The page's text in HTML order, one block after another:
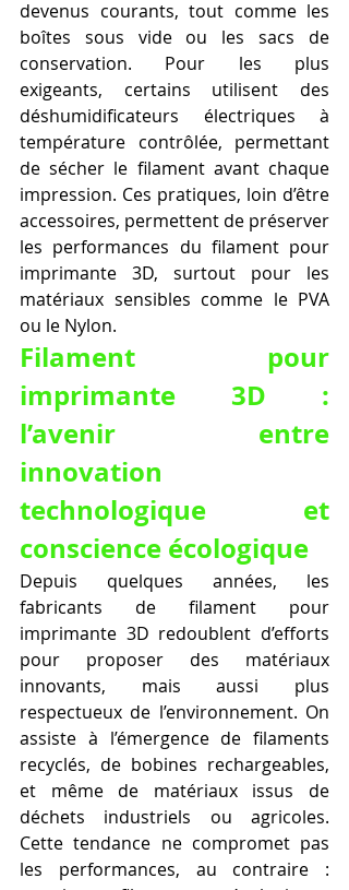
devenus courants, tout comme les
boîtes sous vide ou les sacs de
conservation. Pour les plus
exigeants, certains utilisent des
déshumidificateurs électriques à
température contrôlée, permettant
de sécher le filament avant chaque
impression. Ces pratiques, loin d’être
accessoires, permettent de préserver
les performances du filament pour
imprimante 3D, surtout pour les
matériaux sensibles comme le PVA
ou le Nylon.
Filament pour
imprimante 3D :
l’avenir entre
innovation
technologique et
conscience écologique
Depuis quelques années, les
fabricants de filament pour
imprimante 3D redoublent d’efforts
pour proposer des matériaux
innovants, mais aussi plus
respectueux de l’environnement. On
assiste à l’émergence de filaments
recyclés, de bobines rechargeables,
et même de matériaux issus de
déchets industriels ou agricoles.
Cette tendance ne compromet pas
les performances, au contraire :